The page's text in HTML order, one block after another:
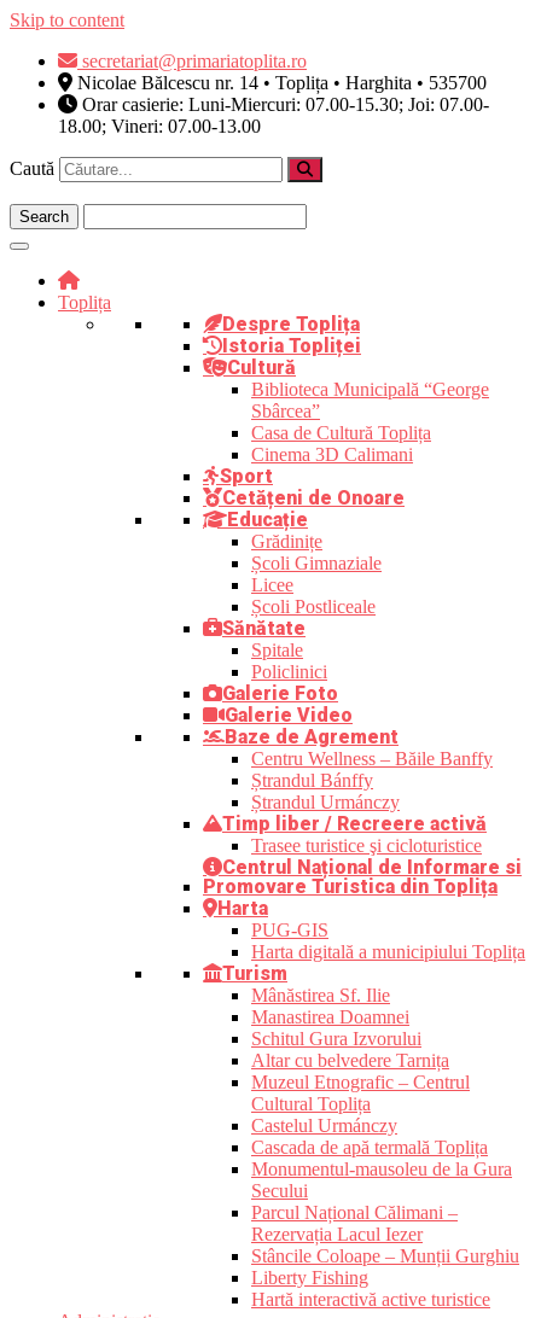
Skip to content
secretariat@primariatoplita.ro
Nicolae Bălcescu nr. 14 • Toplița • Harghita • 535700
Orar casierie: Luni-Miercuri: 07.00-15.30; Joi: 07.00-
18.00; Vineri: 07.00-13.00
Caută
Toplița
Despre Toplița
Istoria Topliței
Cultură
Biblioteca Municipală “George
Sbârcea”
Casa de Cultură Toplița
Cinema 3D Calimani
Sport
Cetățeni de Onoare
Educație
Grădinițe
Școli Gimnaziale
Licee
Școli Postliceale
Sănătate
Spitale
Policlinici
Galerie Foto
Galerie Video
Baze de Agrement
Centru Wellness – Băile Banffy
Ștrandul Bánffy
Ștrandul Urmánczy
Timp liber / Recreere activă
Trasee turistice şi cicloturistice
Centrul Național de Informare si
Promovare Turistica din Toplița
Harta
PUG-GIS
Harta digitală a municipiului Toplița
Turism
Mânăstirea Sf. Ilie
Manastirea Doamnei
Schitul Gura Izvorului
Altar cu belvedere Tarnița
Muzeul Etnografic – Centrul
Cultural Toplița
Castelul Urmánczy
Cascada de apă termală Toplița
Monumentul-mausoleu de la Gura
Secului
Parcul Național Călimani –
Rezervația Lacul Iezer
Stâncile Coloape – Munții Gurghiu
Liberty Fishing
Hartă interactivă active turistice